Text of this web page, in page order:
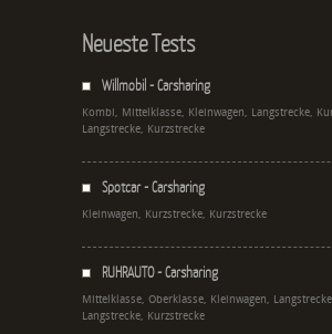
Neueste Tests
Willmobil - Carsharing
Kombi, Mittelklasse, Kleinwagen, Langstrecke,
Langstrecke, Kurzstrecke
Spotcar - Carsharing
Kleinwagen, Kurzstrecke, Kurzstrecke
RUHRAUTO - Carsharing
Mittelklasse, Oberklasse, Kleinwagen,
Langstrecke, Kurzstrecke